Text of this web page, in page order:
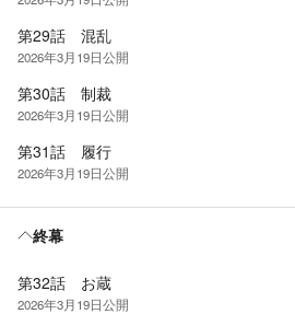
第29話 混乱
2026年3月19日公開
第30話 制裁
2026年3月19日公開
第31話 履行
2026年3月19日公開
終幕
第32話 お蔵
2026年3月19日公開